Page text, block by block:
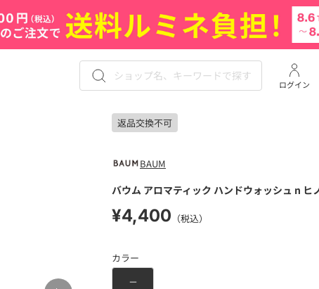
ログイン
返品交換不可
BAUM
バウム アロマティック ハンドウォッシュ n ヒ
¥4,400 （税込）
カラー
－